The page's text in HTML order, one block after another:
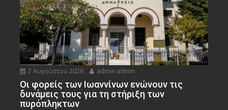
7 Αυγούστου 2026 admin admin
Οι φορείς των Ιωαννίνων ενώνουν τις
δυνάμεις τους για τη στήριξη των
πυρόπληκτων